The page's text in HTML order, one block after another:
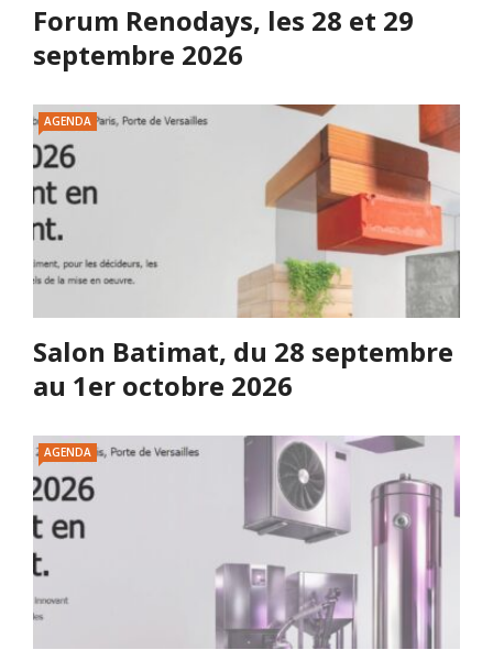
Forum Renodays, les 28 et 29
septembre 2026
AGENDA
Salon Batimat, du 28 septembre
au 1er octobre 2026
AGENDA